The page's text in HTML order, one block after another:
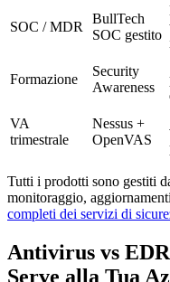
SOC / MDR
BullTech
SOC gestito
Formazione
Security
Awareness
VA
trimestrale
Nessus +
OpenVAS
Tutti i prodotti sono gestiti
monitoraggio,
completi dei servizi di
Antivirus vs
Serve alla Tua